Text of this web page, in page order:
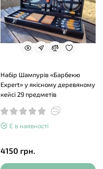
Набір Шампурів «Барбекю
Expert» у якісному деревяному
кейсі 29 предметів
Є в наявності
4150 грн.